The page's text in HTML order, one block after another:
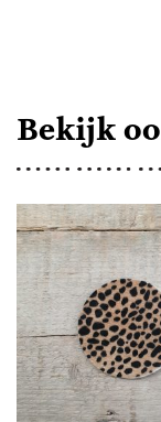
Bekijk